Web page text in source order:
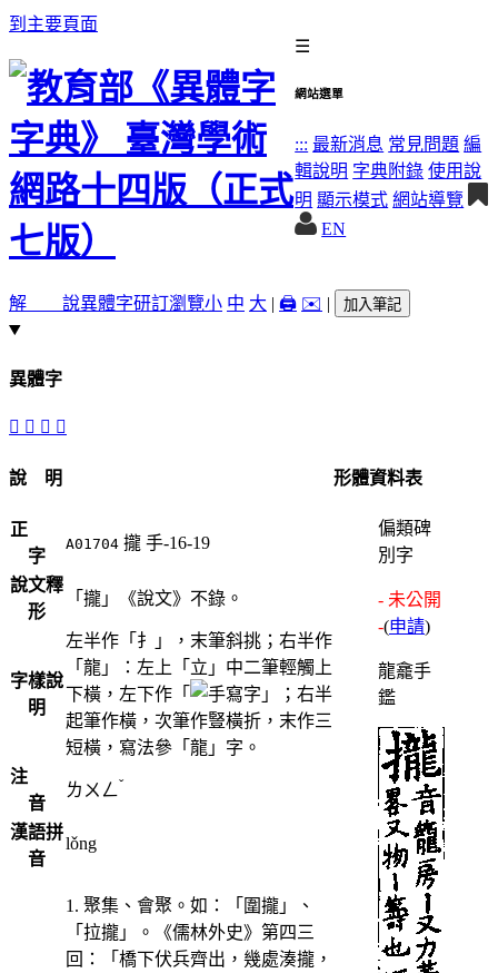
到主要頁面
☰
網站選單
::: 最新消息 常見問題 編
輯說明 字典附錄 使用說
明 顯示模式 網站導覽
EN
解 說異體字研訂瀏覽小 中 大 | 🖨️ ✉️ | 加入筆記
異體字
󲙤 󲙢 󲙥 󲙣
說 明
正
字
A01704 攏 手-16-19
說文釋
形
「攏」《說文》不錄。
字樣說
明
左半作「扌」，末筆斜挑；右半作
「龍」：左上「立」中二筆輕觸上
下橫，左下作「
」；右半
起筆作橫，次筆作豎橫折，末作三
短橫，寫法參「龍」字。
注
音
ㄌㄨㄥ ˇ
漢語拼
音
lǒng
1. 聚集、會聚。如：「圍攏」、
「拉攏」。《儒林外史》第四三
回：「橋下伏兵齊出，幾處湊攏，
形體資料表
偏類碑
別字
- 未公開
-(申請)
龍龕手
鑑